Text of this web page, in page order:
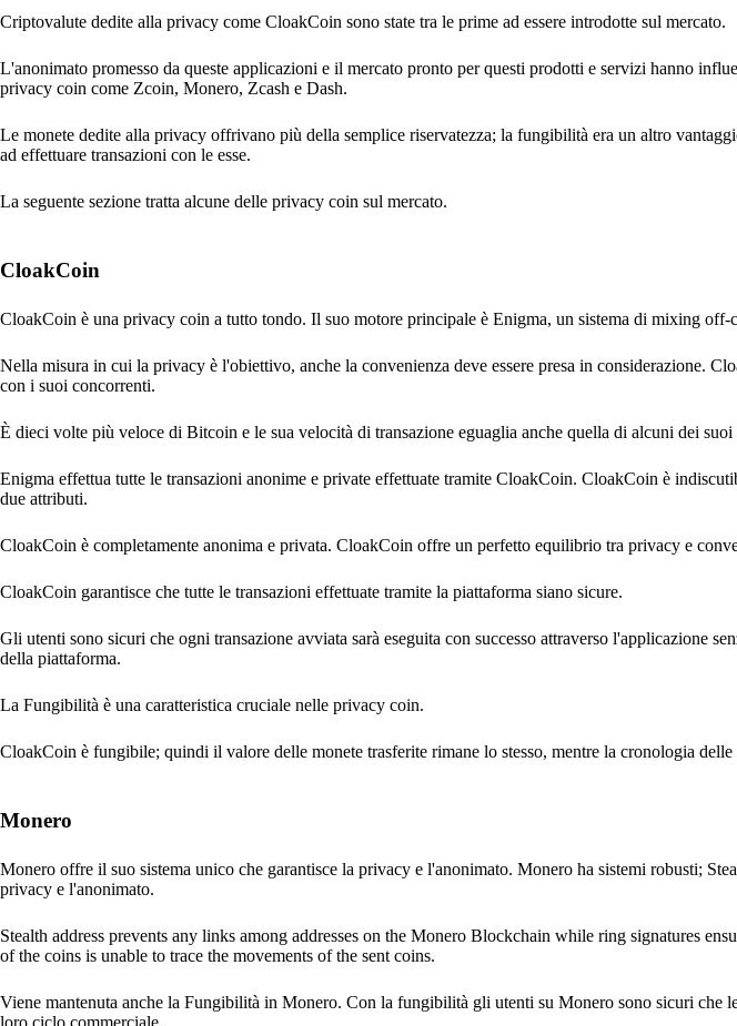
Criptovalute dedite alla privacy come CloakCoin sono state tra le prime ad essere introdotte sul mercato.
L'anonimato promesso da queste applicazioni e il mercato pronto per questi prodotti e servizi hanno
privacy coin come Zcoin, Monero, Zcash e Dash.
Le monete dedite alla privacy offrivano più della semplice riservatezza; la fungibilità era un altro
ad effettuare transazioni con le esse.
La seguente sezione tratta alcune delle privacy coin sul mercato.
CloakCoin
CloakCoin è una privacy coin a tutto tondo. Il suo motore principale è Enigma, un sistema di mixing off-
Nella misura in cui la privacy è l'obiettivo, anche la convenienza deve essere presa in considerazione.
con i suoi concorrenti.
È dieci volte più veloce di Bitcoin e le sua velocità di transazione eguaglia anche quella di alcuni dei
Enigma effettua tutte le transazioni anonime e private effettuate tramite CloakCoin. CloakCoin è
due attributi.
CloakCoin è completamente anonima e privata. CloakCoin offre un perfetto equilibrio tra privacy e
CloakCoin garantisce che tutte le transazioni effettuate tramite la piattaforma siano sicure.
Gli utenti sono sicuri che ogni transazione avviata sarà eseguita con successo attraverso l'applicazione
della piattaforma.
La Fungibilità è una caratteristica cruciale nelle privacy coin.
CloakCoin è fungibile; quindi il valore delle monete trasferite rimane lo stesso, mentre la cronologia
Monero
Monero offre il suo sistema unico che garantisce la privacy e l'anonimato. Monero ha sistemi robusti;
privacy e l'anonimato.
Stealth address prevents any links among addresses on the Monero Blockchain while ring signatures
of the coins is unable to trace the movements of the sent coins.
Viene mantenuta anche la Fungibilità in Monero. Con la fungibilità gli utenti su Monero sono sicuri che
loro ciclo commerciale.